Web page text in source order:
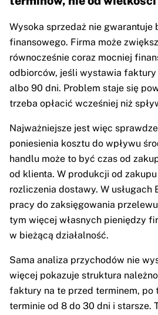
Wysoka sprzedaż nie gwarantuje
finansowego. Firma może
równocześnie coraz mocniej
odbiorców, jeśli wystawia faktury
albo 90 dni. Problem staje się
trzeba opłacić wcześniej niż
Najważniejsze jest więc
poniesienia kosztu do wpływu
handlu może to być czas od
od klienta. W produkcji od
rozliczenia dostawy. W usługach
pracy do zaksięgowania
tym więcej własnych pieniędzy
w bieżącą działalność.
Sama analiza przychodów nie
więcej pokazuje struktura
faktury na te przed terminem, po
terminie od 8 do 30 dni i starsze.